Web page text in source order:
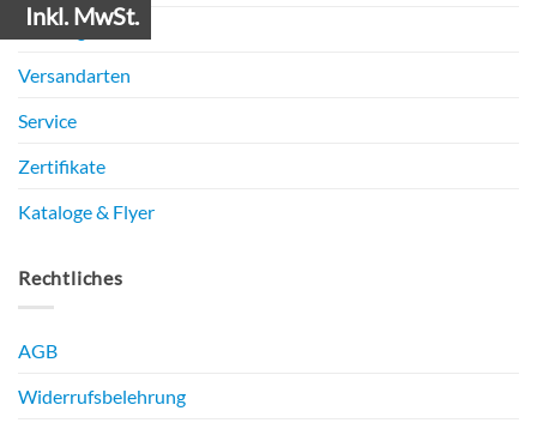
Inkl. MwSt.
Zahlungsarten
Versandarten
Service
Zertifikate
Kataloge & Flyer
Rechtliches
AGB
Widerrufsbelehrung